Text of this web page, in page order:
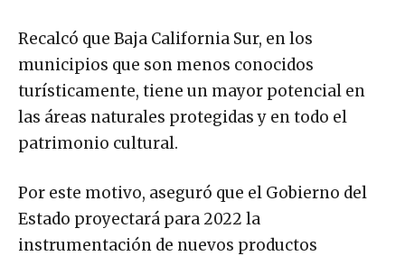
Recalcó que Baja California Sur, en los
municipios que son menos conocidos
turísticamente, tiene un mayor potencial en
las áreas naturales protegidas y en todo el
patrimonio cultural.
Por este motivo, aseguró que el Gobierno del
Estado proyectará para 2022 la
instrumentación de nuevos productos